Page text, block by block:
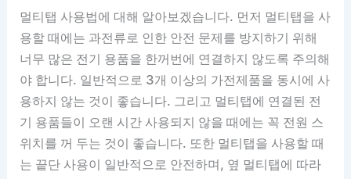
멀티탭 사용법에 대해 알아보겠습니다. 먼저 멀티탭을 사
용할 때에는 과전류로 인한 안전 문제를 방지하기 위해
너무 많은 전기 용품을 한꺼번에 연결하지 않도록 주의해
야 합니다. 일반적으로 3개 이상의 가전제품을 동시에 사
용하지 않는 것이 좋습니다. 그리고 멀티탭에 연결된 전
기 용품들이 오랜 시간 사용되지 않을 때에는 꼭 전원 스
위치를 꺼 두는 것이 좋습니다. 또한 멀티탭을 사용할 때
는 끝단 사용이 일반적으로 안전하며, 옆 멀티탭에 따라